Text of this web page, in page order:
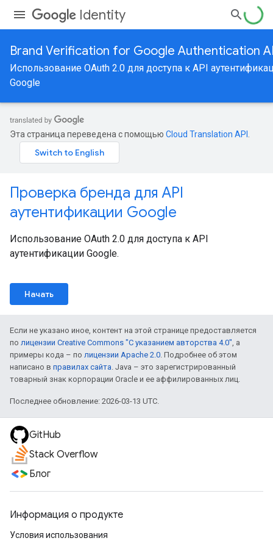
Identity
Brand Verification for Google Authentication
Использование OAuth 2.0 для доступа к API
Google
Эта страница переведена с помощью Cloud Translation API
Проверка бренда для API
аутентификации Google
Использование OAuth 2.0 для доступа к API
аутентификации Google.
Начать
Если не указано иное, контент на этой странице предоставляется
по лицензии Creative Commons "С указанием авторства 4.0", а
примеры кода – по лицензии Apache 2.0. Подробнее об этом
написано в правилах сайта. Java – это зарегистрированный
товарный знак корпорации Oracle и ее аффилированных лиц.
Последнее обновление: 2026-03-13 UTC.
GitHub
Stack Overflow
Блог
Информация о продукте
Условия использования